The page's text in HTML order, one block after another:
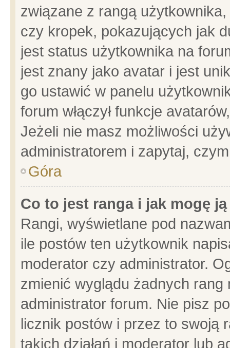
związane z rangą
czy kropek, pokazujących jak
jest status użytkownika na
jest znany jako avatar i jest
go ustawić w panelu
forum włączył funkcje
Jeżeli nie masz możliwości
administratorem i zapytaj,
Góra
Co to jest ranga i jak mogę
Rangi, wyświetlane pod
ile postów ten użytkownik
moderator czy administrator.
zmienić wyglądu żadnych
administrator forum. Nie pisz
licznik postów i przez to swoją
takich działań i moderator lub